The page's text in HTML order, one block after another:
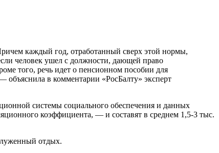
каждый год, отработанный сверх этой нормы,
человек ушел с должности, дающей право
того, речь идет о пенсионном пособии для
объяснила в комментарии «РосБалту» эксперт
системы социального обеспечения и данных
коэффициента, — и составят в среднем 1,5-3 тыс.
отдых.